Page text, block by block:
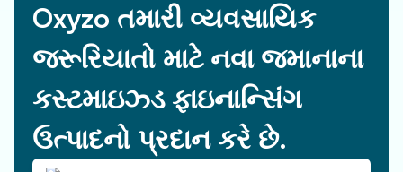
Oxyzo તમારી વ્યવસાયિક
જરૂરિયાતો માટે નવા જમાનાના
કસ્ટમાઇઝ્ડ ફાઇનાન્સિંગ
ઉત્પાદનો પ્રદાન કરે છે.